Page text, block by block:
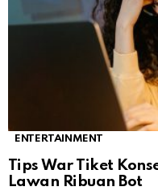
ENTERTAINMENT
Tips War Tiket
Lawan Ribuan Bot